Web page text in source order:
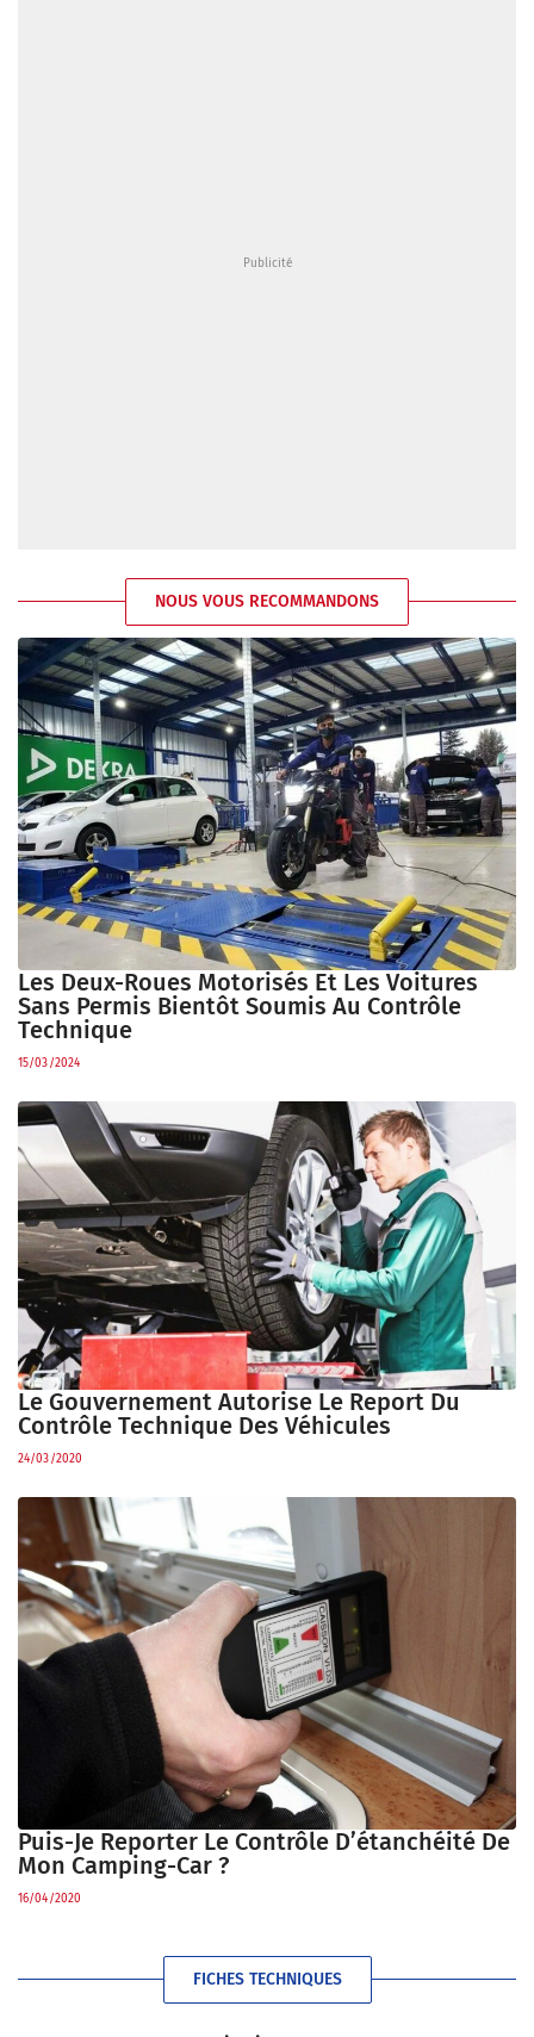
NOUS VOUS RECOMMANDONS
Les Deux-Roues Motorisés Et Les Voitures
Sans Permis Bientôt Soumis Au Contrôle
Technique
15/03/2024
Le Gouvernement Autorise Le Report Du
Contrôle Technique Des Véhicules
24/03/2020
Puis-Je Reporter Le Contrôle D’étanchéité De
Mon Camping-Car ?
16/04/2020
FICHES TECHNIQUES